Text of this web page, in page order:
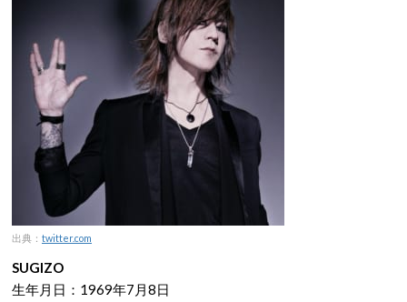
出典： twitter.com
SUGIZO
生年月日：1969年7月8日